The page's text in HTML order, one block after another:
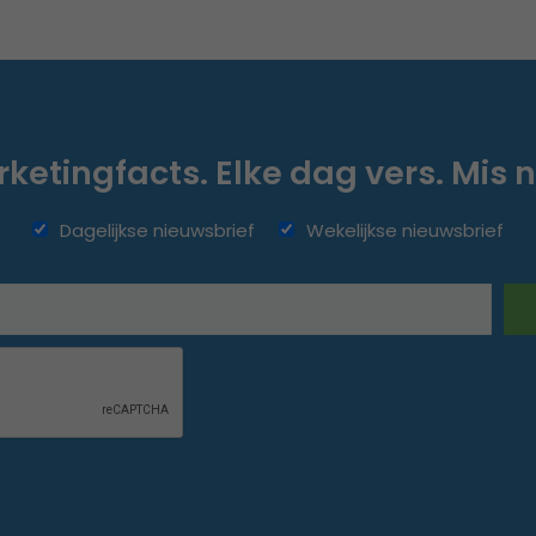
Elke dag vers. Mis
Dagelijkse nieuwsbrief Wekelijkse nieuwsbrief